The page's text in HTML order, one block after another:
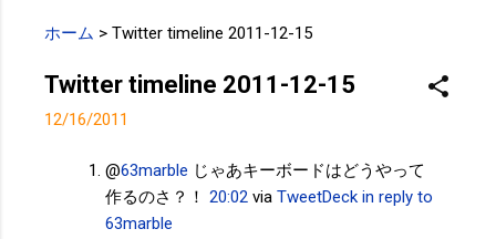
ホーム > Twitter timeline 2011-12-15
Twitter timeline 2011-12-15
12/16/2011
@63marble じゃあキーボードはどうやって
作るのさ？！ 20:02 via TweetDeck in reply to
63marble